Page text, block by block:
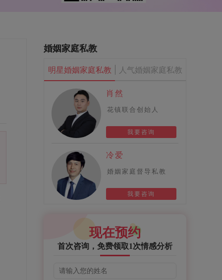
婚姻家庭私教
明星婚姻家庭私教 人气婚姻家庭私教
肖然
花镇联合创始人
我要咨询
冷爱
婚姻家庭督导私教
我要咨询
现在预约
首次咨询，免费领取1次情感分析